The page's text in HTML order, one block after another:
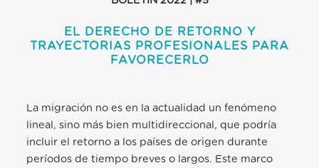
EL DERECHO DE RETORNO Y
TRAYECTORIAS PROFESIONALES PARA
FAVORECERLO
La migración no es en la actualidad un fenómeno
lineal, sino más bien multidireccional, que podría
incluir el retorno a los países de origen durante
períodos de tiempo breves o largos. Este marco